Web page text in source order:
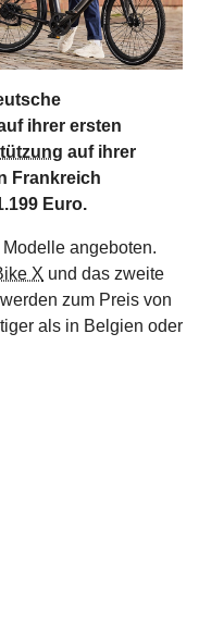
ihrer ersten
auf ihrer
Frankreich
Euro.
angeboten.
X und das zweite
zum Preis von
als in Belgien oder